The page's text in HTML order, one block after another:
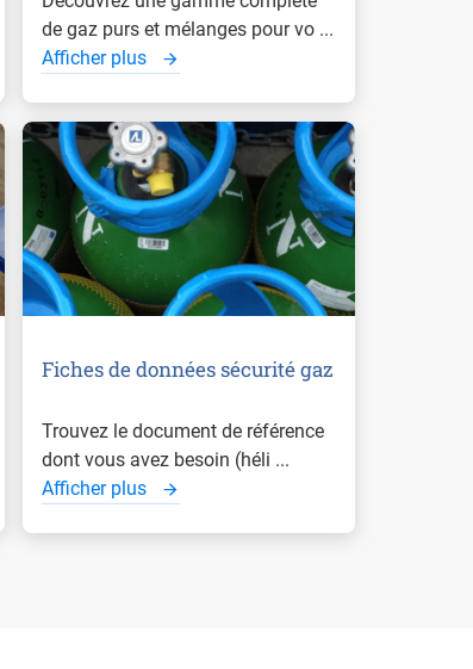
de gaz purs et mélanges pour vo ...
Afficher plus
Fiches de données sécurité gaz
Trouvez le document de référence
dont vous avez besoin (héli ...
Afficher plus